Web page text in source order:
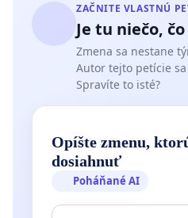
ZAČNITE VLASTNÚ
Je tu niečo,
Zmena sa nestane
Autor tejto petície
Spravíte to isté?
Opíšte zmenu,
dosiahnuť
Poháňané AI